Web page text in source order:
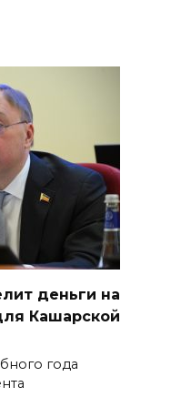
деньги на
Кашарской
года